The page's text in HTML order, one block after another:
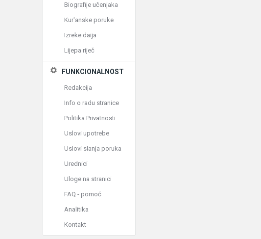
Biografije učenjaka
Kur'anske poruke
Izreke daija
Lijepa riječ
FUNKCIONALNOST
Redakcija
Info o radu stranice
Politika Privatnosti
Uslovi upotrebe
Uslovi slanja poruka
Urednici
Uloge na stranici
FAQ - pomoć
Analitika
Kontakt